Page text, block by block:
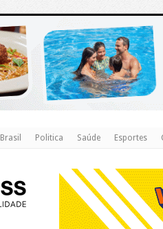
Brasil Politica Saúde Esportes